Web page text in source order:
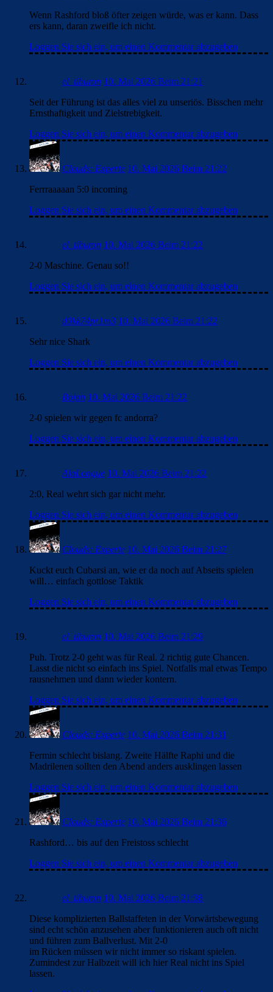
Wenn Rashford bloß öfter zeigen würde, was er kann. Dass
ers kann, daran zweifle ich nicht.
Loggen Sie sich ein, um einen Kommentar abzugeben
el_tiburon 10. Mai 2026 Beim 21:21
Seit der Führung ist das alles viel zu unseriös. Bisschen mehr
Ernsthaftigkeit und Zielstrebigkeit.
Loggen Sie sich ein, um einen Kommentar abzugeben
Clouds: Experte 10. Mai 2026 Beim 21:22
Ferrraaaaan 5:0 incoming
Loggen Sie sich ein, um einen Kommentar abzugeben
el_tiburon 10. Mai 2026 Beim 21:22
2-0 Maschine. Genau so!!
Loggen Sie sich ein, um einen Kommentar abzugeben
d0kk74pr1m3 10. Mai 2026 Beim 21:22
Sehr nice Shark
Loggen Sie sich ein, um einen Kommentar abzugeben
Bojan 10. Mai 2026 Beim 21:22
2-0 spielen wir gegen fc andorra?
Loggen Sie sich ein, um einen Kommentar abzugeben
AlaLongue 10. Mai 2026 Beim 21:22
2:0, Real wehrt sich gar nicht mehr.
Loggen Sie sich ein, um einen Kommentar abzugeben
Clouds: Experte 10. Mai 2026 Beim 21:27
Kuckt euch Cubarsi an, wie er da noch auf Abseits spielen
will… einfach gottlose Taktik
Loggen Sie sich ein, um einen Kommentar abzugeben
el_tiburon 10. Mai 2026 Beim 21:29
Puh. Trotz 2-0 geht was für Real. 2 richtig gute Chancen.
Lasst die nicht so einfach ins Spiel. Notfalls mal etwas Tempo
rausnehmen und dann wieder kontern.
Loggen Sie sich ein, um einen Kommentar abzugeben
Clouds: Experte 10. Mai 2026 Beim 21:31
Fermin schlecht bislang. Zweite Hälfte Raphi und die
Madrilenen sollten den Abend anders ausklingen lassen
Loggen Sie sich ein, um einen Kommentar abzugeben
Clouds: Experte 10. Mai 2026 Beim 21:36
Rashford… bis auf den Freistoss schlecht
Loggen Sie sich ein, um einen Kommentar abzugeben
el_tiburon 10. Mai 2026 Beim 21:38
Diese komplizierten Ballstaffeten in der Vorwärtsbewegung
sind echt schön anzusehen aber funktionieren auch oft nicht
und führen zum Ballverlust. Mit 2-0
im Rücken müssen wir nicht immer so riskant spielen.
Zumindest zur Halbzeit will ich hier Real nicht ins Spiel
lassen.